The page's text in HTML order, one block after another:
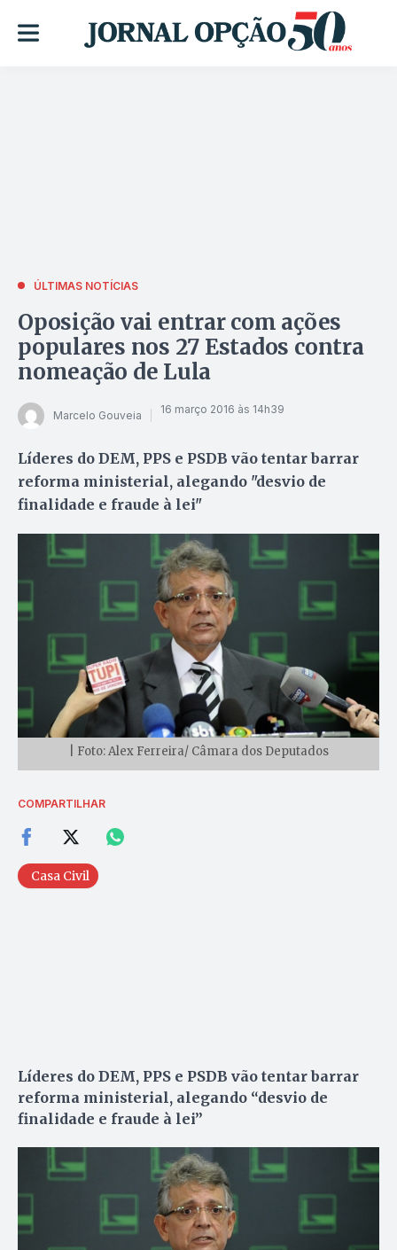
ÚLTIMAS NOTÍCIAS
Oposição vai entrar com ações
populares nos 27 Estados contra
nomeação de Lula
Marcelo Gouveia 16 março 2016 às 14h39
Líderes do DEM, PPS e PSDB vão tentar barrar
reforma ministerial, alegando "desvio de
finalidade e fraude à lei"
| Foto: Alex Ferreira/ Câmara dos Deputados
COMPARTILHAR
Casa Civil
Líderes do DEM, PPS e PSDB vão tentar barrar
reforma ministerial, alegando “desvio de
finalidade e fraude à lei”